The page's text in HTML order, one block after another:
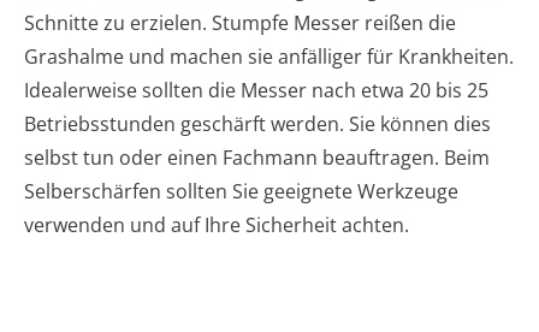
Schnitte zu erzielen. Stumpfe Messer reißen die
Grashalme und machen sie anfälliger für Krankheiten.
Idealerweise sollten die Messer nach etwa 20 bis 25
Betriebsstunden geschärft werden. Sie können dies
selbst tun oder einen Fachmann beauftragen. Beim
Selberschärfen sollten Sie geeignete Werkzeuge
verwenden und auf Ihre Sicherheit achten.